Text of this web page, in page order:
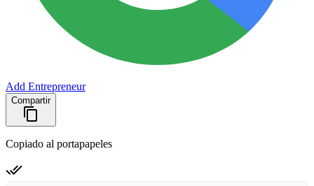
Add Entrepreneur
Compartir
Copiado al portapapeles